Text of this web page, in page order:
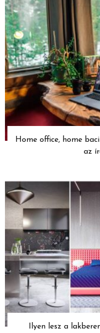
Home office, home
az
Ilyen lesz a